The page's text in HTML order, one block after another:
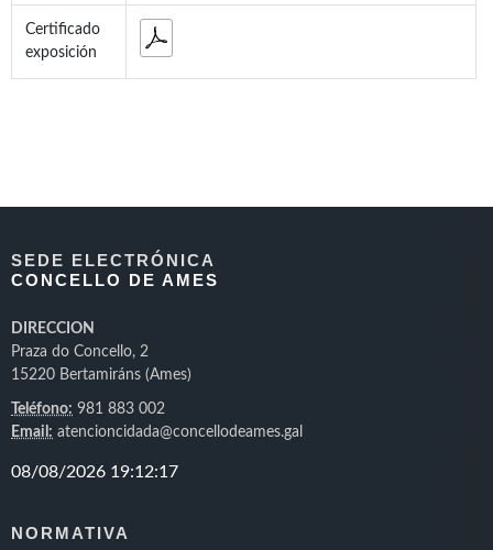
Certificado
exposición
SEDE ELECTRÓNICA
CONCELLO DE AMES
DIRECCION
Praza do Concello, 2
15220 Bertamiráns (Ames)
Teléfono: 981 883 002
Email: atencioncidada@concellodeames.gal
NORMATIVA